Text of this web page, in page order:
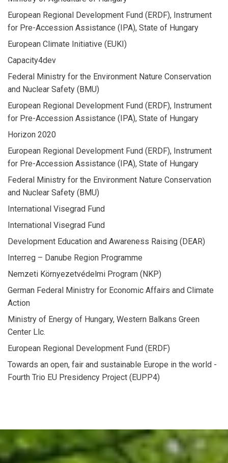
European Regional Development Fund (ERDF), Instrument
for Pre-Accession Assistance (IPA), State of Hungary
European Climate Initiative (EUKI)
Capacity4dev
Federal Ministry for the Environment Nature Conservation
and Nuclear Safety (BMU)
European Regional Development Fund (ERDF), Instrument
for Pre-Accession Assistance (IPA), State of Hungary
Horizon 2020
European Regional Development Fund (ERDF), Instrument
for Pre-Accession Assistance (IPA), State of Hungary
Federal Ministry for the Environment Nature Conservation
and Nuclear Safety (BMU)
International Visegrad Fund
International Visegrad Fund
Development Education and Awareness Raising (DEAR)
Interreg – Danube Region Programme
Nemzeti Környezetvédelmi Program (NKP)
German Federal Ministry for Economic Affairs and Climate
Action
Ministry of Energy of Hungary, Western Balkans Green
Center Llc.
European Regional Development Fund (ERDF)
Towards an open, fair and sustainable Europe in the world -
Fourth Trio EU Presidency Project (EUPP4)